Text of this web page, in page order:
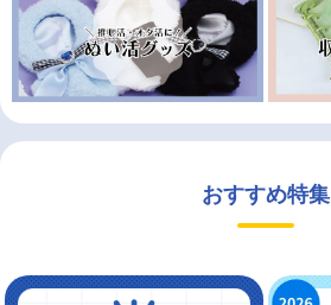
おすすめ特集